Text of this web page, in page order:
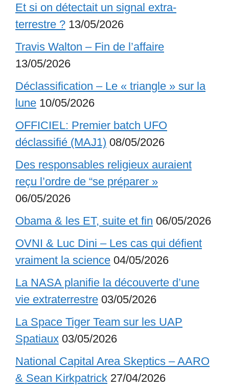
Et si on détectait un signal extra-
terrestre ? 13/05/2026
Travis Walton – Fin de l’affaire
13/05/2026
Déclassification – Le « triangle » sur la
lune 10/05/2026
OFFICIEL: Premier batch UFO
déclassifié (MAJ1) 08/05/2026
Des responsables religieux auraient
reçu l’ordre de “se préparer »
06/05/2026
Obama & les ET, suite et fin 06/05/2026
OVNI & Luc Dini – Les cas qui défient
vraiment la science 04/05/2026
La NASA planifie la découverte d’une
vie extraterrestre 03/05/2026
La Space Tiger Team sur les UAP
Spatiaux 03/05/2026
National Capital Area Skeptics – AARO
& Sean Kirkpatrick 27/04/2026